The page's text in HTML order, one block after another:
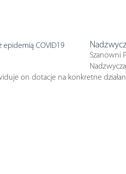
Szanowni
on dotacje na konkretne